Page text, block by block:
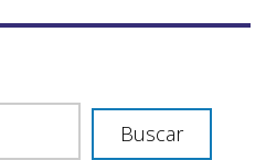
Buscar